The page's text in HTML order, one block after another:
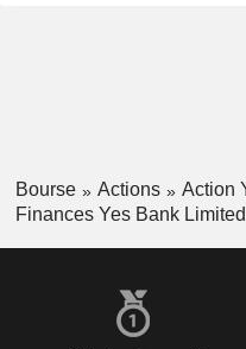
Bourse Actions
Action
Finances Yes Bank Limited